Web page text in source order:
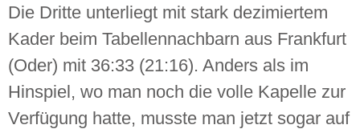
Die Dritte unterliegt mit stark dezimiertem
Kader beim Tabellennachbarn aus Frankfurt
(Oder) mit 36:33 (21:16). Anders als im
Hinspiel, wo man noch die volle Kapelle zur
Verfügung hatte, musste man jetzt sogar auf